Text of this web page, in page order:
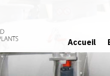
Accueil